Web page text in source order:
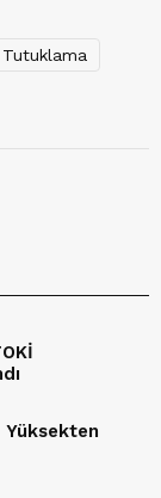
Tutuklama
Yüksekten